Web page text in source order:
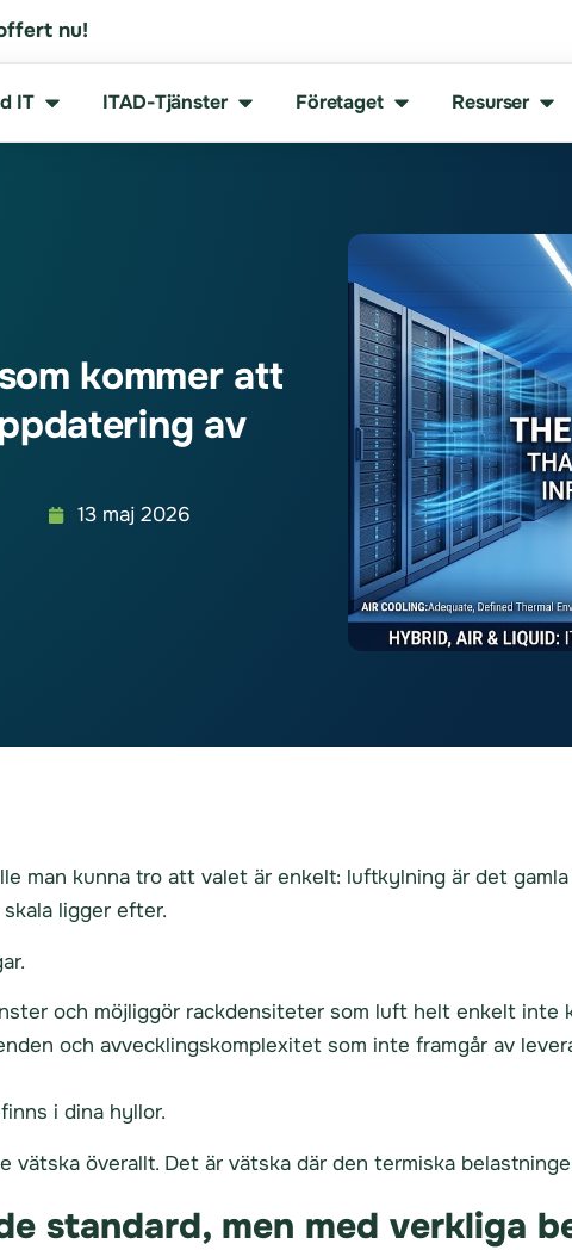
nu!
IT ITAD-Tjänster Företaget Resurser
kommer att
av
13 maj 2026
man kunna tro att valet är enkelt: luftkylning är det
ligger efter.
och möjliggör rackdensiteter som luft helt enkelt inte
och avvecklingskomplexitet som inte framgår av
i dina hyllor.
överallt. Det är vätska där den termiska
standard, men med verkliga